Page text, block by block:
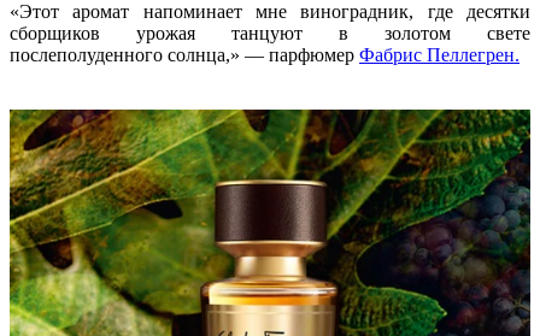
«Этот аромат напоминает мне виноградник, где десятки
сборщиков урожая танцуют в золотом свете
послеполуденного солнца,» — парфюмер Фабрис Пеллегрен.